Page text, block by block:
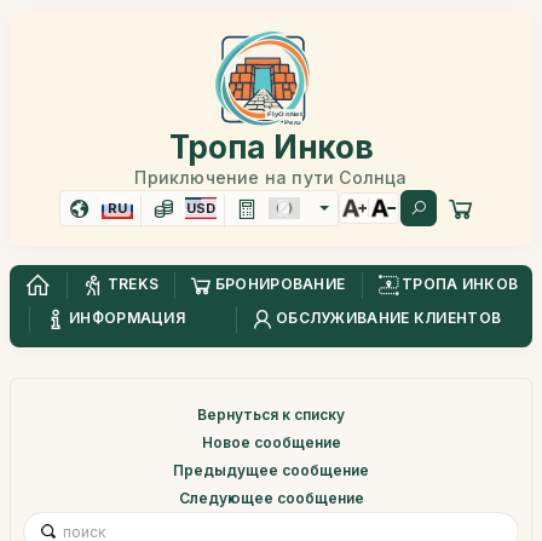
Тропа Инков
Приключение на пути Солнца
RU USD
TREKS БРОНИРОВАНИЕ
ТРОПА ИНКОВ
ИНФОРМАЦИЯ
ОБСЛУЖИВАНИЕ КЛИЕНТОВ
Вернуться к списку
Новое сообщение
Предыдущее сообщение
Следующее сообщение